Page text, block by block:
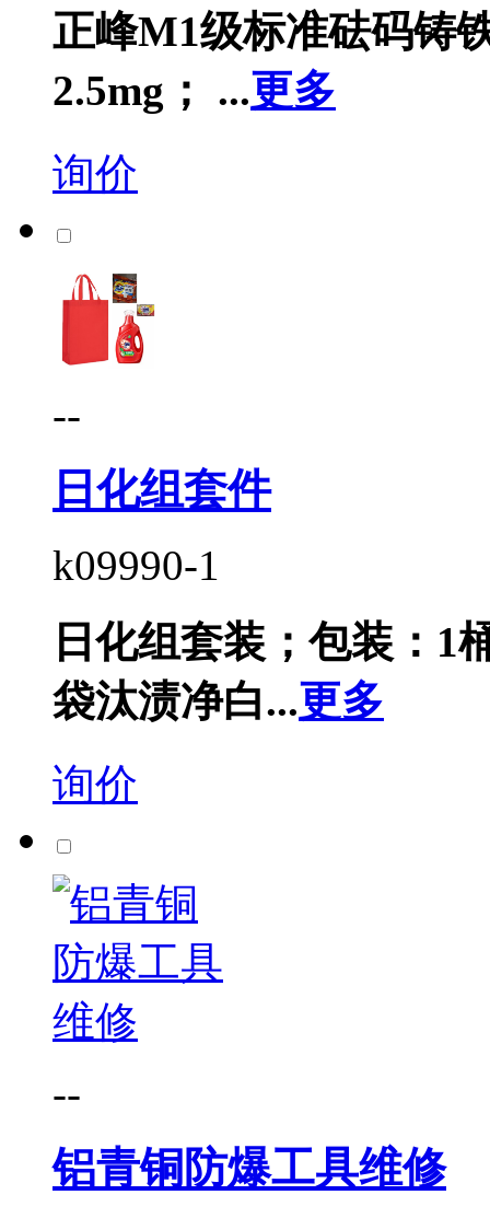
正峰M1级标准砝码铸
2.5mg； ...更多
询价
--
日化组套件
k09990-1
日化组套装；包装：1
袋汰渍净白...更多
询价
--
铝青铜防爆工具维修